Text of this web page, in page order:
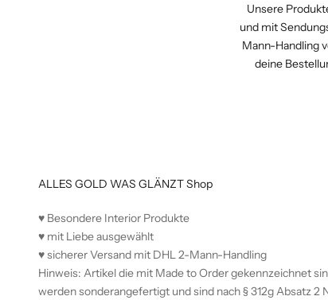
Unsere
und mit
Mann-Handling
deine
ALLES GOLD WAS GLÄNZT Shop
♥︎ Besondere Interior Produkte
♥︎ mit Liebe ausgewählt
♥︎ sicherer Versand mit DHL 2-Mann-Handling
Hinweis: Artikel die mit Made to Order gekennzeichnet
werden sonderangefertigt und sind nach § 312g Absatz 2